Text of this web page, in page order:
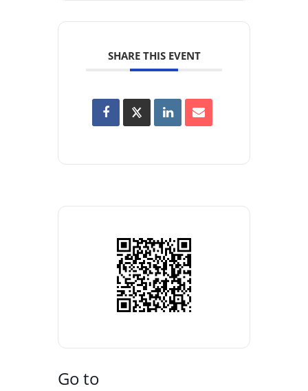
SHARE THIS EVENT
Go to